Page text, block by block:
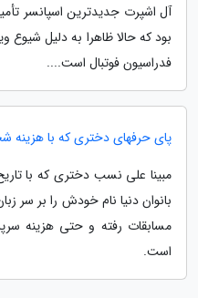
آل اشپرت جدیدترین اسپانسر
بود که حالا ظاهرا به دلیل
فدراسیون فوتبال است....
پای حرفهای دختری که با هزینه
مبینا علی نسب دختری که با
بانوان دنیا نام خودش را بر سر
مسابقات رفته و حتی هزینه
است.